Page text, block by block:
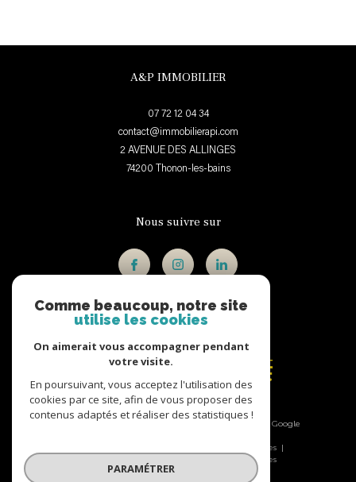
A&P IMMOBILIER
07 72 12 04 34
contact@immobilierapi.com
2 AVENUE DES ALLINGES
74200
thonon-les-bains
Nous suivre sur
© 2026 | Tous droits réservés | Traduction powered by Google
Mentions légales
Cookies
Comme beaucoup, notre site
utilise les cookies
On aimerait vous accompagner pendant
votre visite.
En poursuivant, vous acceptez l'utilisation des
cookies par ce site, afin de vous proposer des
contenus adaptés et réaliser des statistiques !
PARAMÉTRER